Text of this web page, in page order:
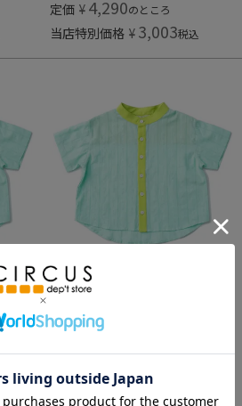
定価 ¥ 4,290のところ
当店特別価格 ¥ 3,003税込
[アミアミ] バンドーカラー半袖シャツ ライトグリーン(20)
アミアミ